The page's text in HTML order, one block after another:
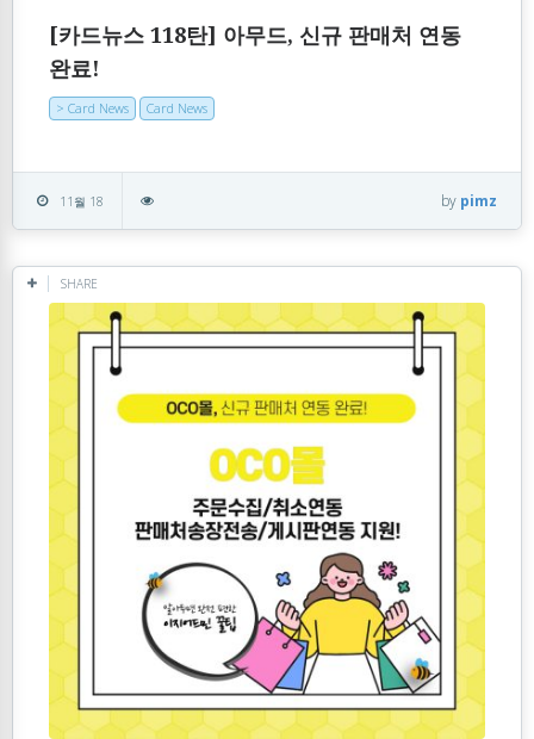
[카드뉴스 118탄] 아무드, 신규 판매처 연동
완료!
> Card News Card News
11월 18 by pimz
SHARE